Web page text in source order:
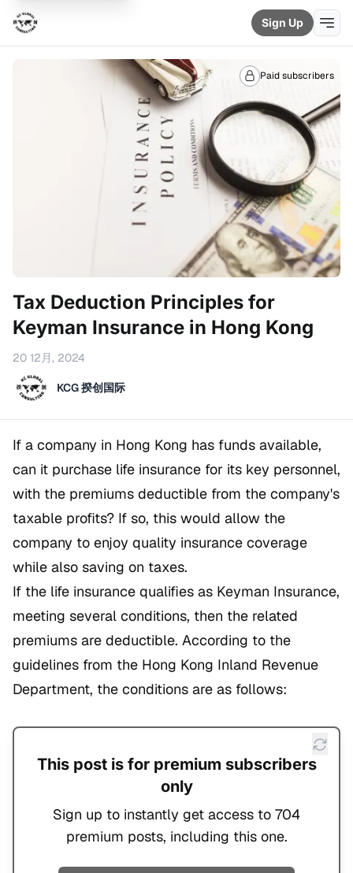
Sign Up
Paid subscribers
Tax Deduction Principles for
Keyman Insurance in Hong Kong
20 12月, 2024
KCG 揆创国际
If a company in Hong Kong has funds available,
can it purchase life insurance for its key personnel,
with the premiums deductible from the company's
taxable profits? If so, this would allow the
company to enjoy quality insurance coverage
while also saving on taxes.
If the life insurance qualifies as Keyman Insurance,
meeting several conditions, then the related
premiums are deductible. According to the
guidelines from the Hong Kong Inland Revenue
Department, the conditions are as follows:
This post is for premium subscribers
only
Sign up to instantly get access to 704
premium posts, including this one.